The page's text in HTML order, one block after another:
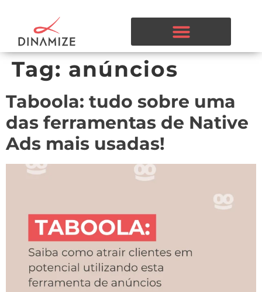
Tag: anúncios
Taboola: tudo sobre uma
das ferramentas de Native
Ads mais usadas!